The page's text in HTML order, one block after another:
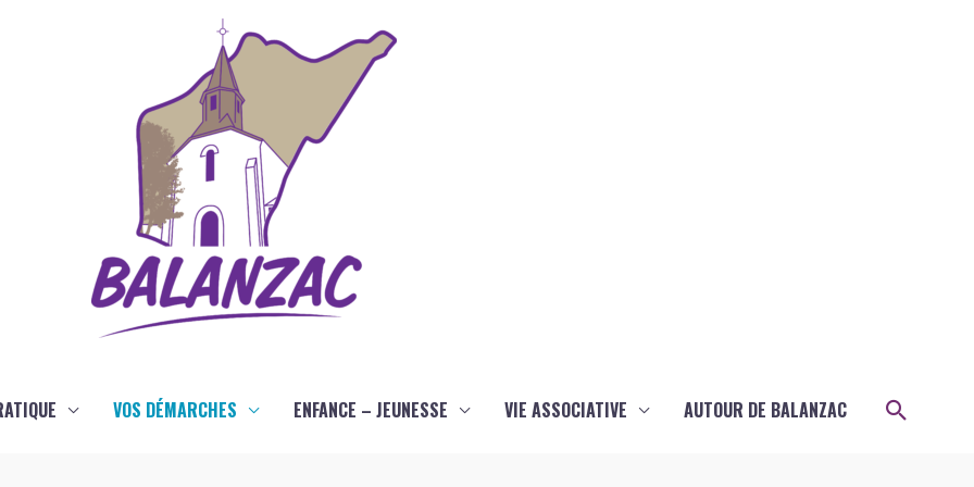
VOS DÉMARCHES ENFANCE – JEUNESSE VIE ASSOCIATIVE AUTOUR DE BALANZAC